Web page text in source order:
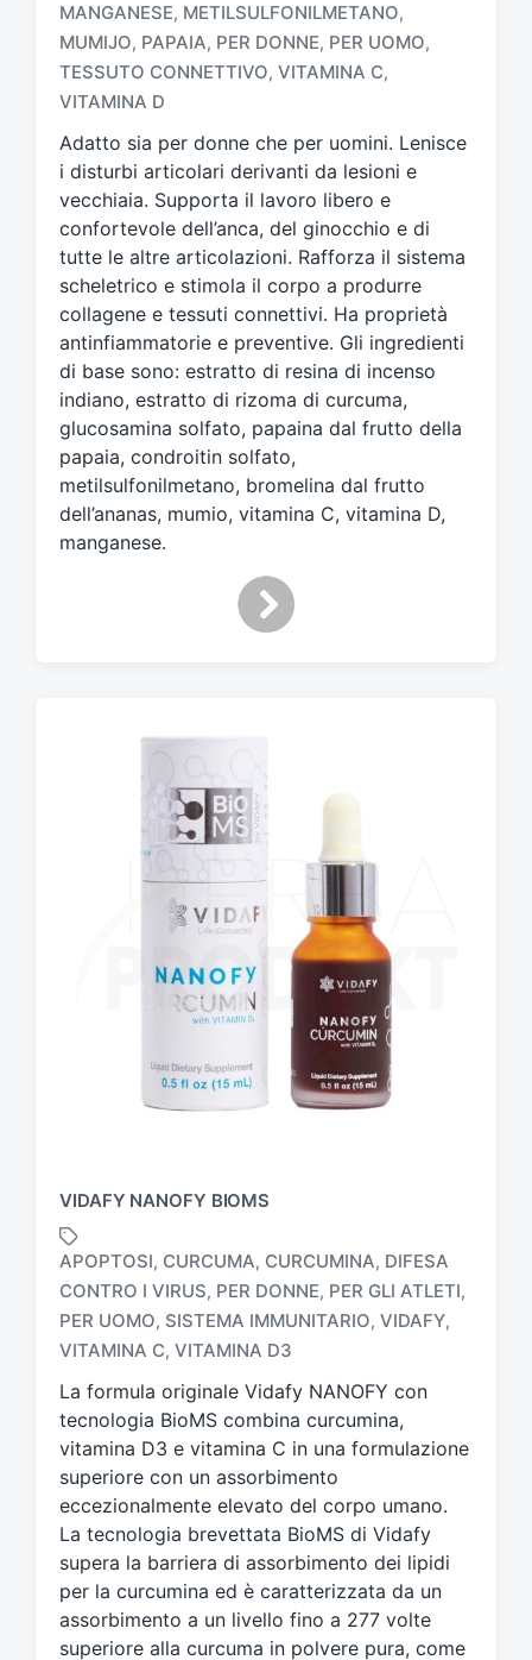
a
g
g
a
o
c
o
n
MANGANESE, METILSULFONILMETANO,
MUMIJO, PAPAIA, PER DONNE, PER UOMO,
TESSUTO CONNETTIVO, VITAMINA C,
VITAMINA D
Adatto sia per donne che per uomini. Lenisce
i disturbi articolari derivanti da lesioni e
vecchiaia. Supporta il lavoro libero e
confortevole dell’anca, del ginocchio e di
tutte le altre articolazioni. Rafforza il sistema
scheletrico e stimola il corpo a produrre
collagene e tessuti connettivi. Ha proprietà
antinfiammatorie e preventive. Gli ingredienti
di base sono: estratto di resina di incenso
indiano, estratto di rizoma di curcuma,
glucosamina solfato, papaina dal frutto della
papaia, condroitin solfato,
metilsulfonilmetano, bromelina dal frutto
dell’ananas, mumio, vitamina C, vitamina D,
manganese.
VIDAFY NANOFY BIOMS
a
g
g
t
o
c
o
n
APOPTOSI, CURCUMA, CURCUMINA, DIFESA
CONTRO I VIRUS, PER DONNE, PER GLI ATLETI,
PER UOMO, SISTEMA IMMUNITARIO, VIDAFY,
VITAMINA C, VITAMINA D3
La formula originale Vidafy NANOFY con
tecnologia BioMS combina curcumina,
vitamina D3 e vitamina C in una formulazione
superiore con un assorbimento
eccezionalmente elevato del corpo umano.
La tecnologia brevettata BioMS di Vidafy
supera la barriera di assorbimento dei lipidi
per la curcumina ed è caratterizzata da un
assorbimento a un livello fino a 277 volte
superiore alla curcuma in polvere pura, come